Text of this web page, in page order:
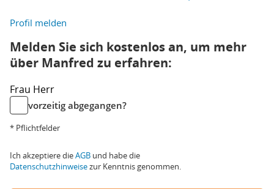
Profil melden
Melden Sie sich kostenlos an, um mehr
über Manfred zu erfahren:
Frau Herr
vorzeitig abgegangen?
* Pflichtfelder
Ich akzeptiere dieAGB und habe die
Datenschutzhinweisezur Kenntnis genommen.